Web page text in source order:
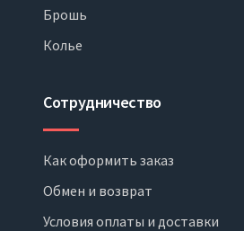
Брошь
Колье
Сотрудничество
Как оформить заказ
Обмен и возврат
Условия оплаты и доставки